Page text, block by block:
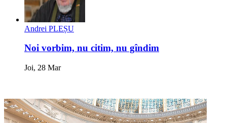
Andrei PLEȘU
Noi vorbim, nu citim, nu gîndim
Joi, 28 Mar